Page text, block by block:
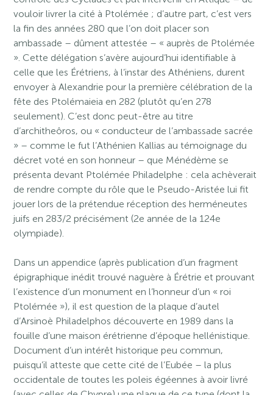
vouloir livrer la cité à Ptolémée ; d’autre part, c’est vers
la fin des années 280 que l’on doit placer son
ambassade – dûment attestée – « auprès de Ptolémée
». Cette délégation s’avère aujourd’hui identifiable à
celle que les Érétriens, à l’instar des Athéniens, durent
envoyer à Alexandrie pour la première célébration de la
fête des Ptolémaieia en 282 (plutôt qu’en 278
seulement). C’est donc peut-être au titre
d’architheôros, ou « conducteur de l’ambassade sacrée
» – comme le fut l’Athénien Kallias au témoignage du
décret voté en son honneur – que Ménédème se
présenta devant Ptolémée Philadelphe : cela achèverait
de rendre compte du rôle que le Pseudo-Aristée lui fit
jouer lors de la prétendue réception des herméneutes
juifs en 283/2 précisément (2e année de la 124e
olympiade).
Dans un appendice (après publication d’un fragment
épigraphique inédit trouvé naguère à Érétrie et prouvant
l’existence d’un monument en l’honneur d’un « roi
Ptolémée »), il est question de la plaque d’autel
d’Arsinoè Philadelphos découverte en 1989 dans la
fouille d’une maison érétrienne d’époque hellénistique.
Document d’un intérêt historique peu commun,
puisqu’il atteste que cette cité de l’Eubée – la plus
occidentale de toutes les poleis égéennes à avoir livré